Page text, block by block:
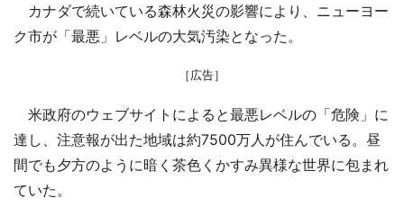
カナダで続いている森林火災の影響により、ニューヨー
ク市が「最悪」レベルの大気汚染となった。
［広告］
米政府のウェブサイトによると最悪レベルの「危険」に
達し、注意報が出た地域は約7500万人が住んでいる。昼
間でも夕方のように暗く茶色くかすみ異様な世界に包まれ
ていた。